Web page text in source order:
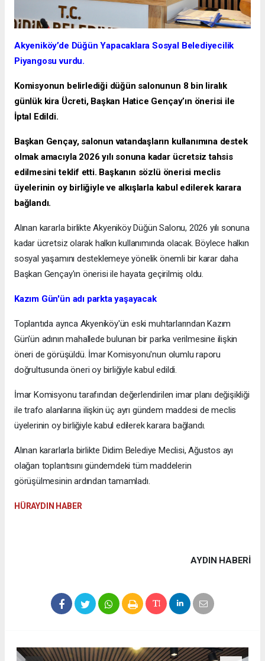
Akyeniköy’de Düğün Yapacaklara Sosyal Belediyecilik
Piyangosu vurdu.
Komisyonun belirlediği düğün salonunun 8 bin liralık
günlük kira Ücreti, Başkan Hatice Gençay’ın önerisi ile
İptal Edildi.
Başkan Gençay, salonun vatandaşların kullanımına destek
olmak amacıyla 2026 yılı sonuna kadar ücretsiz tahsis
edilmesini teklif etti. Başkanın sözlü önerisi meclis
üyelerinin oy birliğiyle ve alkışlarla kabul edilerek karara
bağlandı.
Alınan kararla birlikte Akyeniköy Düğün Salonu, 2026 yılı sonuna
kadar ücretsiz olarak halkın kullanımında olacak. Böylece halkın
sosyal yaşamını desteklemeye yönelik önemli bir karar daha
Başkan Gençay'ın önerisi ile hayata geçirilmiş oldu.
Kazım Gün'ün adı parkta yaşayacak
Toplantıda ayrıca Akyeniköy'ün eski muhtarlarından Kazım
Gün'ün adının mahallede bulunan bir parka verilmesine ilişkin
öneri de görüşüldü. İmar Komisyonu'nun olumlu raporu
doğrultusunda öneri oy birliğiyle kabul edildi.
İmar Komisyonu tarafından değerlendirilen imar planı değişikliği
ile trafo alanlarına ilişkin üç ayrı gündem maddesi de meclis
üyelerinin oy birliğiyle kabul edilerek karara bağlandı.
Alınan kararlarla birlikte Didim Belediye Meclisi, Ağustos ayı
olağan toplantısını gündemdeki tüm maddelerin
görüşülmesinin ardından tamamladı.
HÜRAYDIN HABER
AYDIN HABERİ